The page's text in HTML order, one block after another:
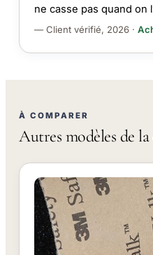
ne casse pas quand on
— Client vérifié, 2026 ·
À COMPARER
Autres modèles de